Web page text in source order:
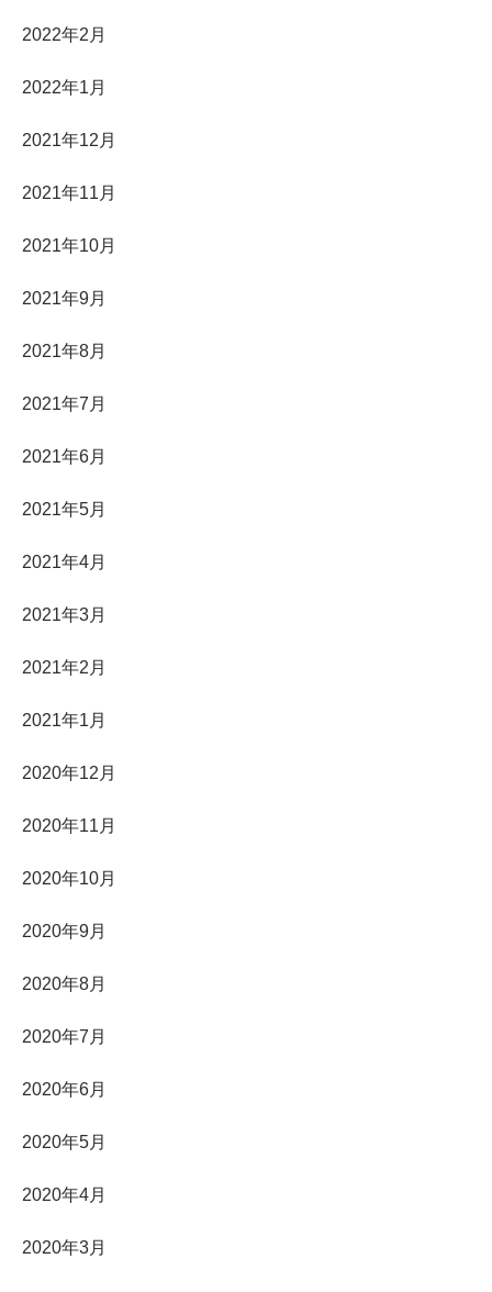
2022年2月
2022年1月
2021年12月
2021年11月
2021年10月
2021年9月
2021年8月
2021年7月
2021年6月
2021年5月
2021年4月
2021年3月
2021年2月
2021年1月
2020年12月
2020年11月
2020年10月
2020年9月
2020年8月
2020年7月
2020年6月
2020年5月
2020年4月
2020年3月